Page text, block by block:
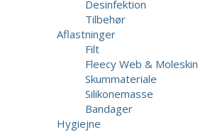
Desinfektion
Tilbehør
Aflastninger
Filt
Fleecy Web & Moleskin
Skummateriale
Silikonemasse
Bandager
Hygiejne